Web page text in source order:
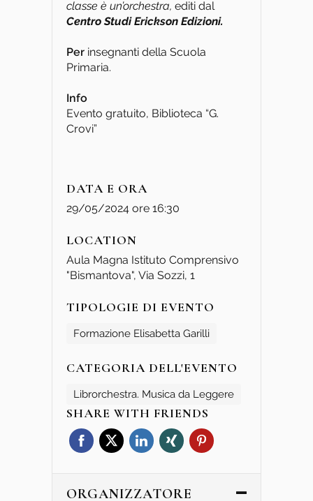
classe è un’orchestra, editi dal
Centro Studi Erickson Edizioni.
Per insegnanti della Scuola
Primaria.
Info
Evento gratuito, Biblioteca “G.
Crovi”
DATA E ORA
29/05/2024 ore 16:30
LOCATION
Aula Magna Istituto Comprensivo
"Bismantova", Via Sozzi, 1
TIPOLOGIE DI EVENTO
Formazione Elisabetta Garilli
CATEGORIA DELL'EVENTO
Librorchestra. Musica da Leggere
SHARE WITH FRIENDS
ORGANIZZATORE